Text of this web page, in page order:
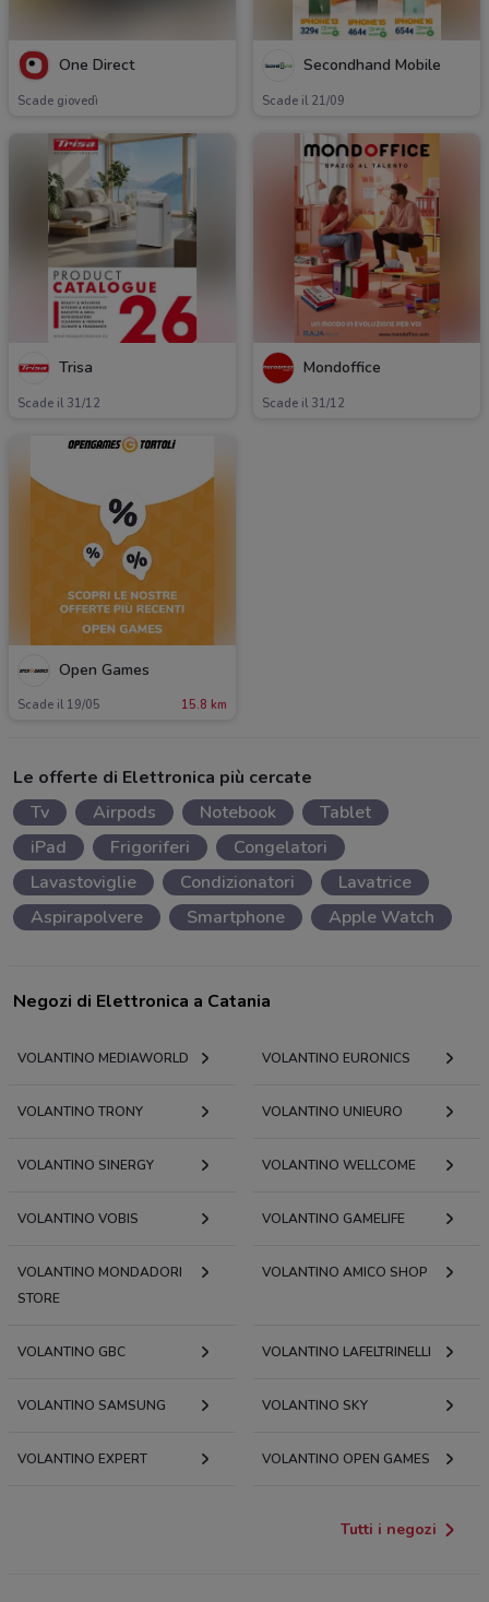
One Direct
Scade giovedì
Secondhand Mobile
Scade il 21/09
Trisa
Scade il 31/12
Mondoffice
Scade il 31/12
Open Games
Scade il 19/05 15.8 km
Le offerte di Elettronica più cercate
Tv
Airpods Notebook
Tablet
iPad
Frigoriferi
Congelatori
Lavastoviglie
Condizionatori
Lavatrice
Aspirapolvere
Smartphone Apple Watch
Negozi di Elettronica a Catania
VOLANTINO MEDIAWORLD VOLANTINO EURONICS
VOLANTINO TRONY VOLANTINO UNIEURO
VOLANTINO SINERGY VOLANTINO WELLCOME
VOLANTINO VOBIS VOLANTINO GAMELIFE
VOLANTINO MONDADORI
STORE
VOLANTINO AMICO SHOP
VOLANTINO GBC VOLANTINO LAFELTRINELLI
VOLANTINO SAMSUNG VOLANTINO SKY
VOLANTINO EXPERT VOLANTINO OPEN GAMES
Tutti i negozi